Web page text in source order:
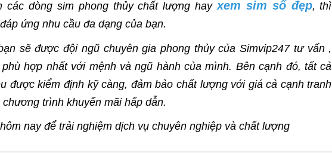
các dòng sim phong thủy chất lượng hayxem sim số đẹp, thì
ứng nhu cầu đa dạng của bạn.
sẽ được đội ngũ chuyên gia phong thủy của Simvip247 tư vấn ,
hợp nhất với mệnh và ngũ hành của mình. Bên cạnh đó, tất cả
được kiểm định kỹ càng, đảm bảo chất lượng với giá cả cạnh tranh
trình khuyến mãi hấp dẫn.
nay để trải nghiệm dịch vụ chuyên nghiệp và chất lượng